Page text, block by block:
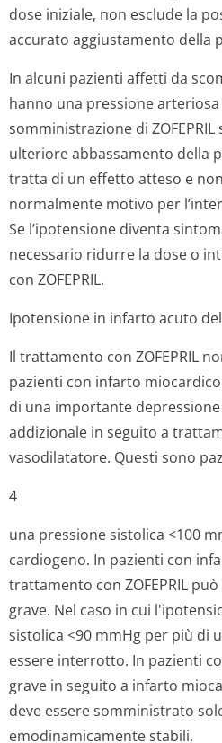
dose iniziale, non esclude la
accurato aggiustamento della
In alcuni pazienti affetti da
hanno una pressione
somministrazione di
ulteriore abbassamento della
tratta di un effetto atteso e
normalmente motivo per
Se l’ipotensione diventa
necessario ridurre la dose o
con ZOFEPRIL.
Ipotensione in infarto acuto
Il trattamento con ZOFEPRIL
pazienti con infarto
di una importante
addizionale in seguito a
vasodilatatore. Questi sono
4
una pressione sistolica <100
cardiogeno. In pazienti con
trattamento con ZOFEPRIL
grave. Nel caso in cui
sistolica <90 mmHg per più di
essere interrotto. In pazienti
grave in seguito a infarto
deve essere somministrato
emodinamicamente stabili.